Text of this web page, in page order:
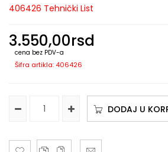
406426 Tehnički List
3.550,00rsd
cena bez PDV-a
Šifra artikla: 406426
DODAJ U